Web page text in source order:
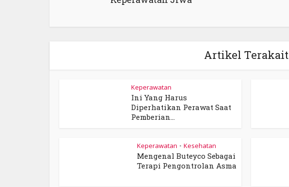
Artikel Terakait
Keperawatan
Ini Yang Harus
Diperhatikan Perawat Saat
Pemberian...
Keperawatan • Kesehatan
Mengenal Buteyco Sebagai
Terapi Pengontrolan Asma